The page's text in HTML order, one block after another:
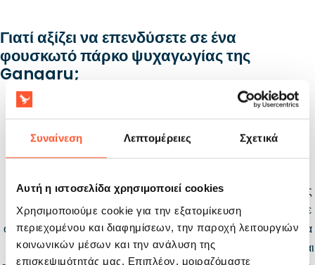
Συναίνεση Λεπτομέρειες Σχετικά
Αυτή η ιστοσελίδα χρησιμοποιεί cookies
Χρησιμοποιούμε cookie για την εξατομίκευση
περιεχομένου και διαφημίσεων, την παροχή λειτουργιών
κοινωνικών μέσων και την ανάλυση της
επισκεψιμότητάς μας. Επιπλέον, μοιραζόμαστε
Γιατί αξίζει να επενδύσετε σε ένα
φουσκωτό πάρκο ψυχαγωγίας της
Gangaru;
Εξατομίκευση
Όλα τα φουσκωτά πάρκα μας
μπορούν να προσαρμοστούν
στις συγκεκριμένες απαιτήσεις
σας – από τα χρώματα και το
Ως υπεύθυνος κατασκευαστής
φουσκωτών πάρκων, τηρούμε
διεθνή πρότυπα ασφαλείας. Τα
προϊόντα μας συμμορφώνονται